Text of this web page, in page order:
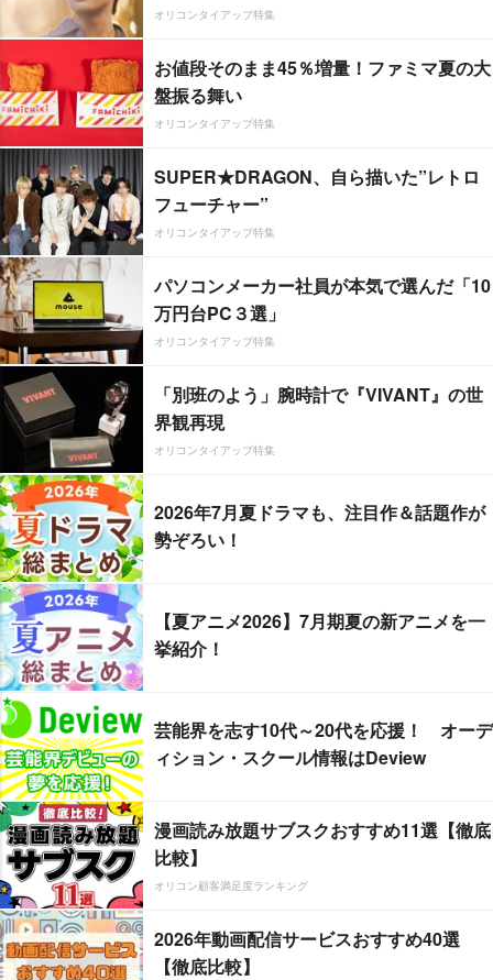
オリコンタイアップ特集
お値段そのまま45％増量！ファミマ夏の大
盤振る舞い
オリコンタイアップ特集
SUPER★DRAGON、自ら描いた”レトロ
フューチャー”
オリコンタイアップ特集
パソコンメーカー社員が本気で選んだ「10
万円台PC３選」
オリコンタイアップ特集
「別班のよう」腕時計で『VIVANT』の世
界観再現
オリコンタイアップ特集
2026年7月夏ドラマも、注目作＆話題作が
勢ぞろい！
【夏アニメ2026】7月期夏の新アニメを一
挙紹介！
芸能界を志す10代～20代を応援！ オーデ
ィション・スクール情報はDeview
漫画読み放題サブスクおすすめ11選【徹底
比較】
オリコン顧客満足度ランキング
2026年動画配信サービスおすすめ40選
【徹底比較】